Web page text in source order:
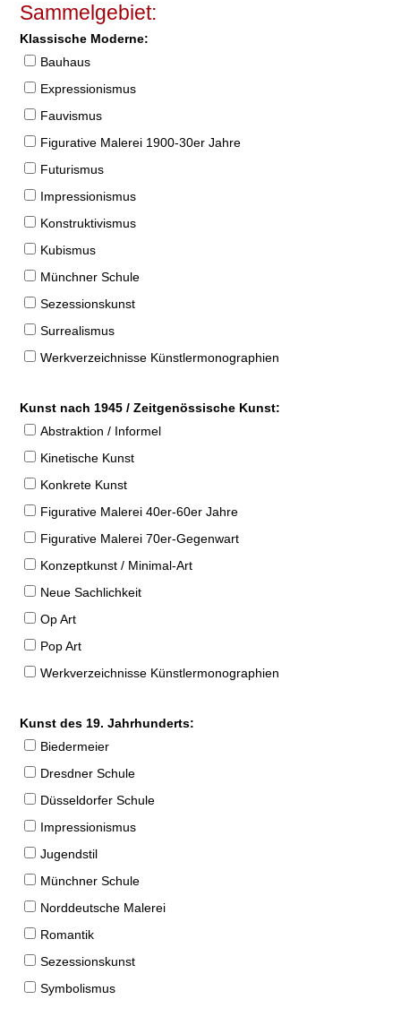
Sammelgebiet:
Klassische Moderne:
Bauhaus
Expressionismus
Fauvismus
Figurative Malerei 1900-30er Jahre
Futurismus
Impressionismus
Konstruktivismus
Kubismus
Münchner Schule
Sezessionskunst
Surrealismus
Werkverzeichnisse Künstlermonographien
Kunst nach 1945 / Zeitgenössische Kunst:
Abstraktion / Informel
Kinetische Kunst
Konkrete Kunst
Figurative Malerei 40er-60er Jahre
Figurative Malerei 70er-Gegenwart
Konzeptkunst / Minimal-Art
Neue Sachlichkeit
Op Art
Pop Art
Werkverzeichnisse Künstlermonographien
Kunst des 19. Jahrhunderts:
Biedermeier
Dresdner Schule
Düsseldorfer Schule
Impressionismus
Jugendstil
Münchner Schule
Norddeutsche Malerei
Romantik
Sezessionskunst
Symbolismus